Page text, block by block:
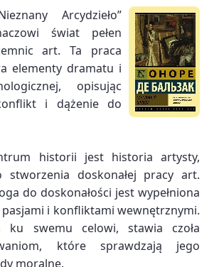
Arcydzieło”
świat pełen
art. Ta praca
elementy dramatu i
opisując
i dążenie do
historii jest historia artysty,
doskonałej pracy art.
do doskonałości jest wypełniona
i konfliktami wewnętrznymi.
ku swemu celowi, stawia czoła
które sprawdzają jego
moralne.